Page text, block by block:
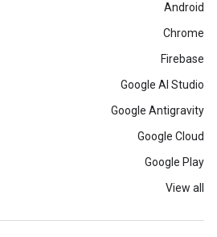
Android
Chrome
Firebase
Google AI Studio
Google Antigravity
Google Cloud
Google Play
View all